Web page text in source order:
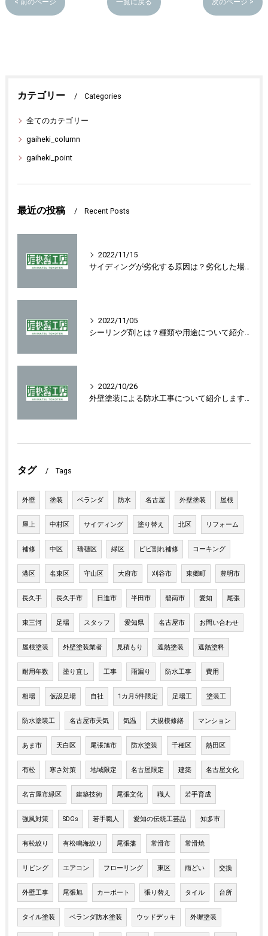
< 前のページ 一覧に戻る 次のページ >
カテゴリー Categories
全てのカテゴリー
gaiheki_column
gaiheki_point
最近の投稿 Recent Posts
2022/11/15
サイディングが劣化する原因は？劣化した場合の対処法を紹介します！
2022/11/05
シーリング剤とは？種類や用途について紹介します！
2022/10/26
外壁塗装による防水工事について紹介します！
タグ Tags
外壁 塗装 ベランダ 防水 名古屋 外壁塗装 屋根
屋上 中村区 サイディング 塗り替え 北区 リフォーム
補修 中区 瑞穂区 緑区 ビビ割れ補修 コーキング
港区 名東区 守山区 大府市 刈谷市 東郷町 豊明市
長久手 長久手市 日進市 半田市 碧南市 愛知 尾張
東三河 足場 スタッフ 愛知県 名古屋市 お問い合わせ
屋根塗装 外壁塗装業者 見積もり 遮熱塗装 遮熱塗料
耐用年数 塗り直し 工事 雨漏り 防水工事 費用
相場 仮設足場 自社 1カ月5件限定 足場工 塗装工
防水塗装工 名古屋市天気 気温 大規模修繕 マンション
あま市 天白区 尾張旭市 防水塗装 千種区 熱田区
有松 寒さ対策 地域限定 名古屋限定 建築 名古屋文化
名古屋市緑区 建築技術 尾張文化 職人 若手育成
強風対策 SDGs 若手職人 愛知の伝統工芸品 知多市
有松絞り 有松鳴海絞り 尾張藩 常滑市 常滑焼
リビング エアコン フローリング 東区 雨どい 交換
外壁工事 尾張旭 カーポート 張り替え タイル 台所
タイル塗装 ベランダ防水塗装 ウッドデッキ 外塀塗装